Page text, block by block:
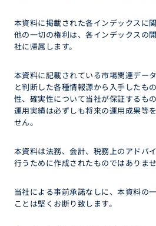
本資料に掲載された各インデックスに
他の一切の権利は、各インデックスの
社に帰属します。
本資料に記載されている市場関連デー
と判断した各種情報源から入手したも
性、確実性について当社が保証するも
運用実績は必ずしも将来の運用成果等
せん。
本資料は法務、会計、税務上のアドバ
行うために作成されたものではありませ
当社による事前承諾なしに、本資料の
ことは堅くお断り致します。